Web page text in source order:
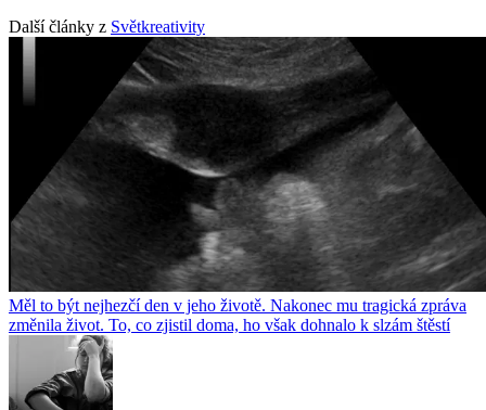
Další články z Světkreativity
Měl to být nejhezčí den v jeho životě. Nakonec mu tragická zpráva
změnila život. To, co zjistil doma, ho však dohnalo k slzám štěstí